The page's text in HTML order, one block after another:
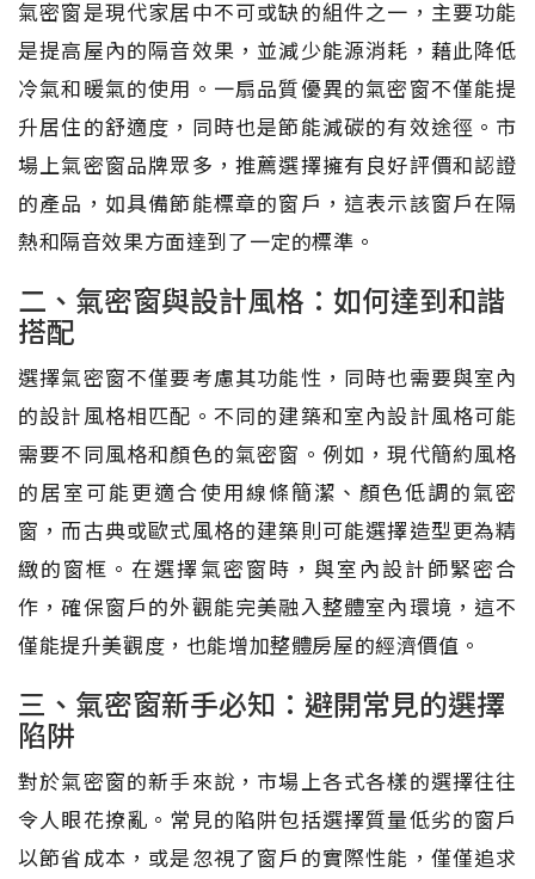
氣密窗是現代家居中不可或缺的組件之一，主要功能
是提高屋內的隔音效果，並減少能源消耗，藉此降低
冷氣和暖氣的使用。一扇品質優異的氣密窗不僅能提
升居住的舒適度，同時也是節能減碳的有效途徑。市
場上氣密窗品牌眾多，推薦選擇擁有良好評價和認證
的產品，如具備節能標章的窗戶，這表示該窗戶在隔
熱和隔音效果方面達到了一定的標準。
二、氣密窗與設計風格：如何達到和諧
搭配
選擇氣密窗不僅要考慮其功能性，同時也需要與室內
的設計風格相匹配。不同的建築和室內設計風格可能
需要不同風格和顏色的氣密窗。例如，現代簡約風格
的居室可能更適合使用線條簡潔、顏色低調的氣密
窗，而古典或歐式風格的建築則可能選擇造型更為精
緻的窗框。在選擇氣密窗時，與室內設計師緊密合
作，確保窗戶的外觀能完美融入整體室內環境，這不
僅能提升美觀度，也能增加整體房屋的經濟價值。
三、氣密窗新手必知：避開常見的選擇
陷阱
對於氣密窗的新手來說，市場上各式各樣的選擇往往
令人眼花撩亂。常見的陷阱包括選擇質量低劣的窗戶
以節省成本，或是忽視了窗戶的實際性能，僅僅追求